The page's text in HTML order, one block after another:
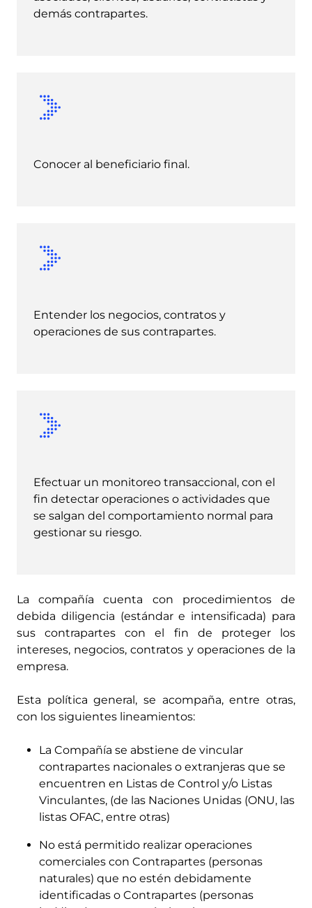
demás contrapartes.
Conocer al beneficiario final.
Entender los negocios, contratos y
operaciones de sus contrapartes.
Efectuar un monitoreo transaccional, con el
fin detectar operaciones o actividades que
se salgan del comportamiento normal para
gestionar su riesgo.
La compañía cuenta con procedimientos de
debida diligencia (estándar e intensificada) para
sus contrapartes con el fin de proteger los
intereses, negocios, contratos y operaciones de la
empresa.
Esta política general, se acompaña, entre otras,
con los siguientes lineamientos:
La Compañía se abstiene de vincular
contrapartes nacionales o extranjeras que se
encuentren en Listas de Control y/o Listas
Vinculantes, (de las Naciones Unidas (ONU, las
listas OFAC, entre otras)
No está permitido realizar operaciones
comerciales con Contrapartes (personas
naturales) que no estén debidamente
identificadas o Contrapartes (personas